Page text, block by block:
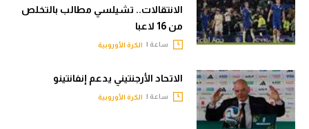
الانتقالات.. تشيلسي مطالب بالتخلص
من 16 لاعبا
ساعة | الكرة الأوروبية
الاتحاد الأرجنتيني يدعم إنفانتينو
ساعة | الكرة الأوروبية